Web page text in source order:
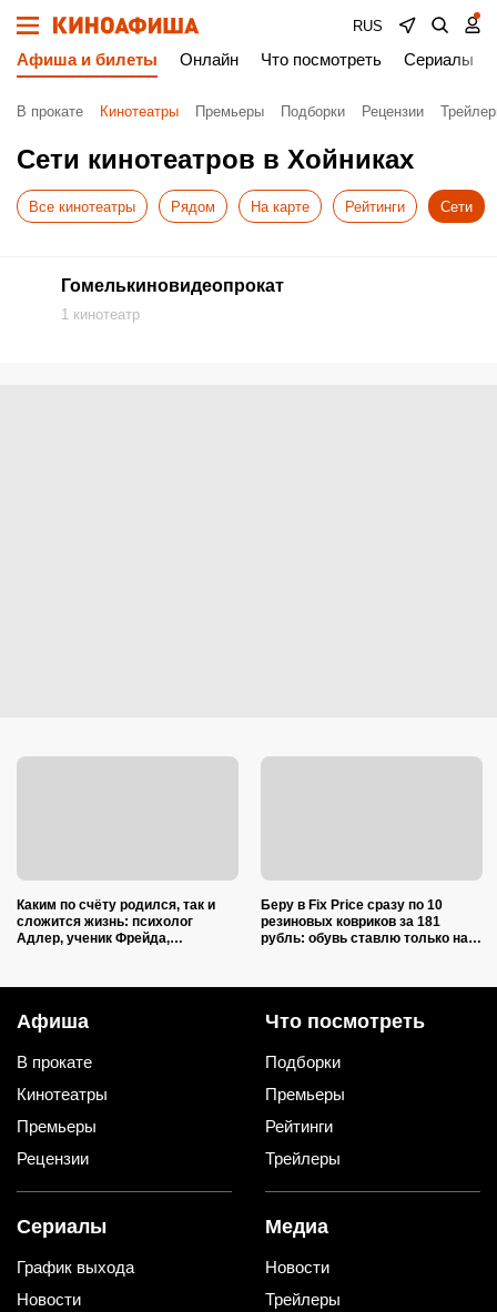
RUS
Афиша и билеты Онлайн Что посмотреть Сериалы
В прокате Кинотеатры Премьеры Подборки Рецензии
Сети кинотеатров в Хойниках
Все кинотеатры Рядом На карте Рейтинги Сети
Гомелькиновидеопрокат
1 кинотеатр
Каким по счёту родился, так и
сложится жизнь: психолог
Адлер, ученик Фрейда,
Беру в Fix Price сразу по 10
резиновых ковриков за 181
рубль: обувь ставлю только на
Афиша
В прокате
Кинотеатры
Премьеры
Рецензии
Что посмотреть
Подборки
Премьеры
Рейтинги
Трейлеры
Сериалы
График выхода
Новости
Медиа
Новости
Трейлеры